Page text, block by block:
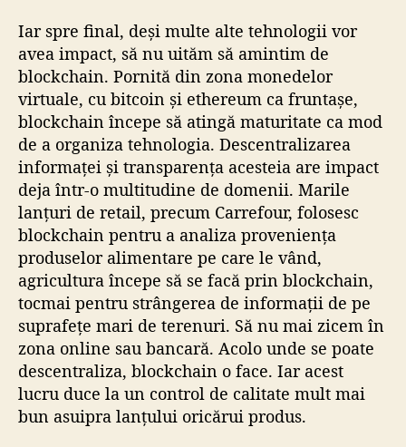
Iar spre final, deși multe alte tehnologii vor
avea impact, să nu uităm să amintim de
blockchain. Pornită din zona monedelor
virtuale, cu bitcoin și ethereum ca fruntașe,
blockchain începe să atingă maturitate ca mod
de a organiza tehnologia. Descentralizarea
informaței și transparența acesteia are impact
deja într-o multitudine de domenii. Marile
lanțuri de retail, precum Carrefour, folosesc
blockchain pentru a analiza proveniența
produselor alimentare pe care le vând,
agricultura începe să se facă prin blockchain,
tocmai pentru strângerea de informații de pe
suprafețe mari de terenuri. Să nu mai zicem în
zona online sau bancară. Acolo unde se poate
descentraliza, blockchain o face. Iar acest
lucru duce la un control de calitate mult mai
bun asuipra lanțului oricărui produs.